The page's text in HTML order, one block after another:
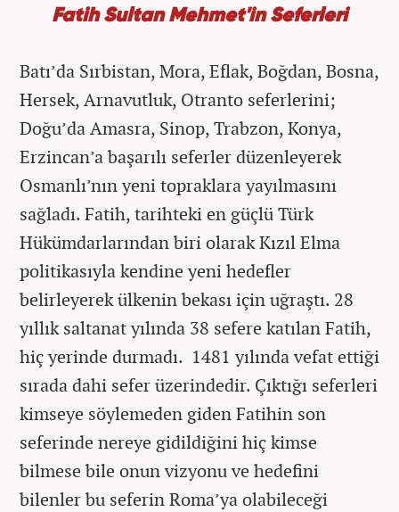
Fatih Sultan Mehmet'in Seferleri
Batı’da Sırbistan, Mora, Eflak, Boğdan, Bosna,
Hersek, Arnavutluk, Otranto seferlerini;
Doğu’da Amasra, Sinop, Trabzon, Konya,
Erzincan’a başarılı seferler düzenleyerek
Osmanlı’nın yeni topraklara yayılmasını
sağladı. Fatih, tarihteki en güçlü Türk
Hükümdarlarından biri olarak Kızıl Elma
politikasıyla kendine yeni hedefler
belirleyerek ülkenin bekası için uğraştı. 28
yıllık saltanat yılında 38 sefere katılan Fatih,
hiç yerinde durmadı. 1481 yılında vefat ettiği
sırada dahi sefer üzerindedir. Çıktığı seferleri
kimseye söylemeden giden Fatihin son
seferinde nereye gidildiğini hiç kimse
bilmese bile onun vizyonu ve hedefini
bilenler bu seferin Roma’ya olabileceği